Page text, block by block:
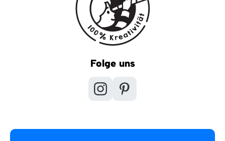
Folge uns